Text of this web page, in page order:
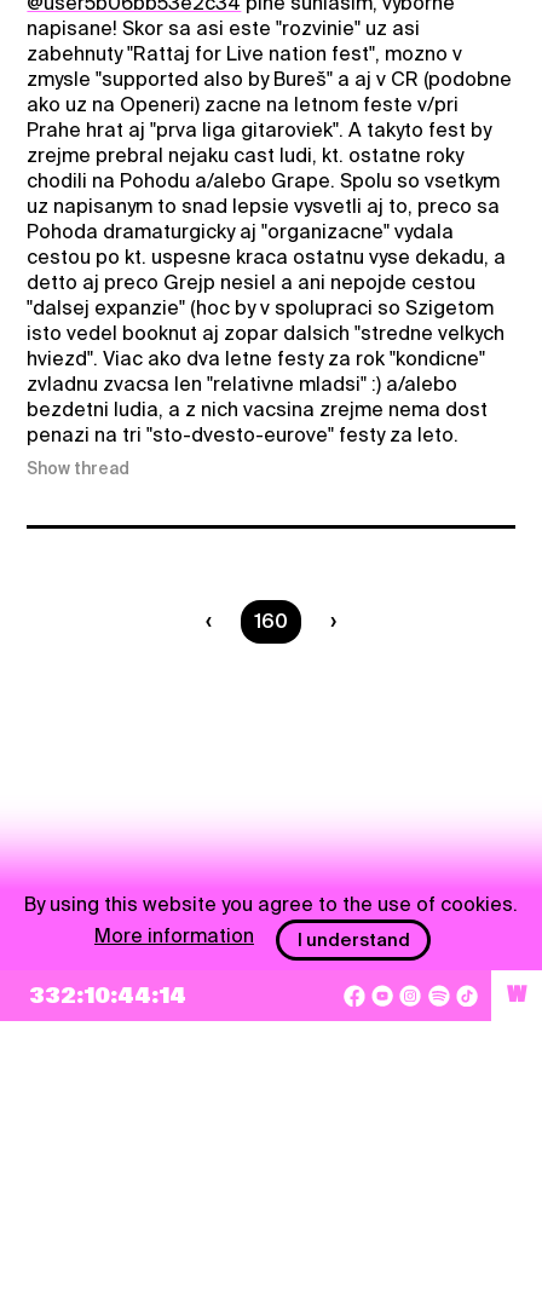
napisane! Skor sa asi este "rozvinie" uz asi
zabehnuty "Rattaj for Live nation fest", mozno v
zmysle "supported also by Bureš" a aj v CR (podobne
ako uz na Openeri) zacne na letnom feste v/pri
Prahe hrat aj "prva liga gitaroviek". A takyto fest by
zrejme prebral nejaku cast ludi, kt. ostatne roky
chodili na Pohodu a/alebo Grape. Spolu so vsetkym
uz napisanym to snad lepsie vysvetli aj to, preco sa
Pohoda dramaturgicky aj "organizacne" vydala
cestou po kt. uspesne kraca ostatnu vyse dekadu, a
detto aj preco Grejp nesiel a ani nepojde cestou
"dalsej expanzie" (hoc by v spolupraci so Szigetom
isto vedel booknut aj zopar dalsich "stredne velkych
hviezd". Viac ako dva letne festy za rok "kondicne"
zvladnu zvacsa len "relativne mladsi" :) a/alebo
bezdetni ludia, a z nich vacsina zrejme nema dost
penazi na tri "sto-dvesto-eurove" festy za leto.
Show thread
You are on page
160
332:10:44:14 W
By using this website you agree to the use of cookies.
More information
I understand